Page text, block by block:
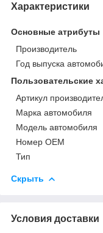
Характеристики
Основные атрибуты
Производитель
Год выпуска
Пользовательские
Артикул
Марка автомобиля
Модель автомобиля
Номер OEM
Тип
Скрыть
Условия доставки